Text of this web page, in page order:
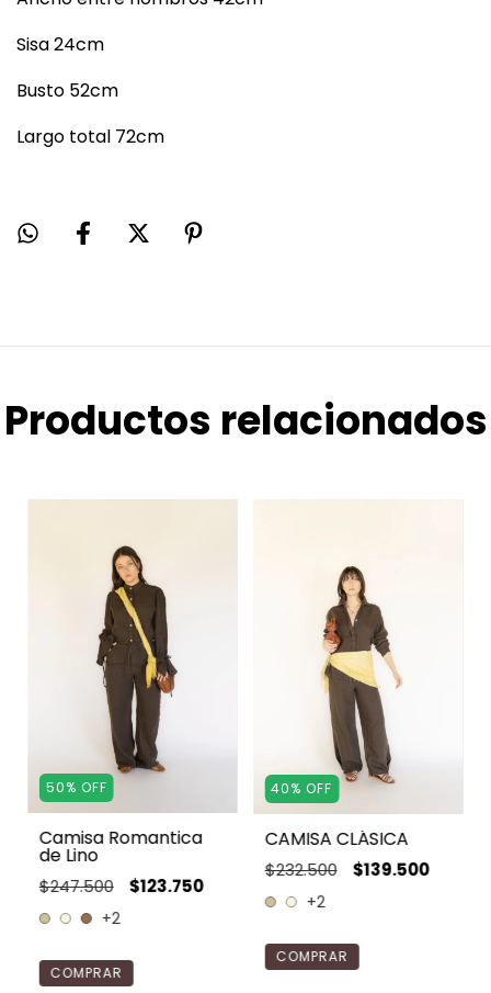
Sisa 24cm
Busto 52cm
Largo total 72cm
Productos relacionados
50% OFF
Camisa Romantica
de Lino
$247.500 $123.750
+2
COMPRAR
40%OFF
CAMISA CLÁSICA
$232.500 $139.500
+2
COMPRAR